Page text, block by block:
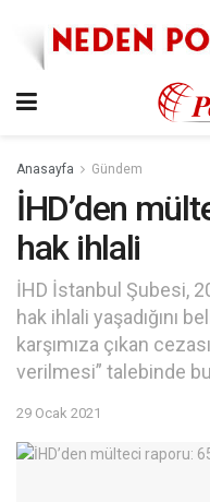
Anasayfa Gündem
İHD’den
hak ihlali
İHD İstanbul Şubesi,
hak ihlali yaşadığını
karşımıza çıkan
verilmesi” talebinde
29 Ocak 2021